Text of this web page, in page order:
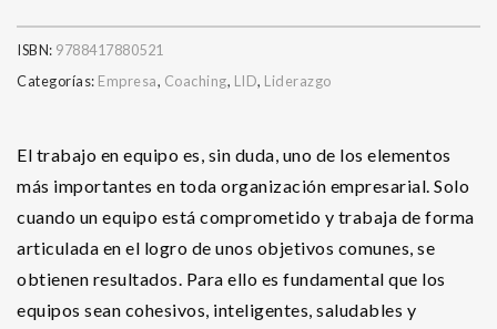
ISBN: 9788417880521
Categorías: Empresa, Coaching, LID, Liderazgo
El trabajo en equipo es, sin duda, uno de los elementos
más importantes en toda organización empresarial. Solo
cuando un equipo está comprometido y trabaja de forma
articulada en el logro de unos objetivos comunes, se
obtienen resultados. Para ello es fundamental que los
equipos sean cohesivos, inteligentes, saludables y